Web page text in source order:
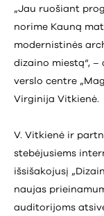
„Jau ruošiant
norime Kauną
modernistinės
dizaino miestą“,
verslo centre
Virginija Vitkienė.
V. Vitkienė ir
stebėjusiems
išsišakojusį
naujas
auditorijoms